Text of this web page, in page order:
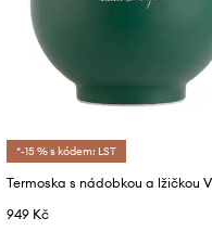
*-15 % s kódem: LST
949 Kč